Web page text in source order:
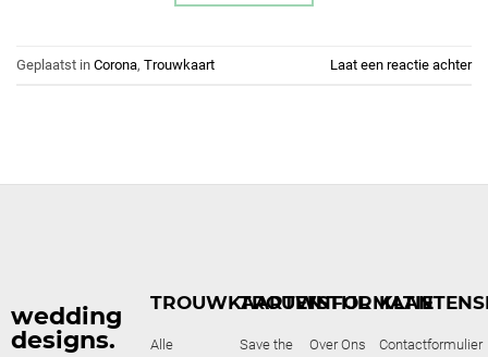
Geplaatst in Corona, Trouwkaart Laat een reactie achter
wedding
designs.
TROUWKAARTEN
Alle
TROUWSTIJL
Save the
INFORMATIE
Over Ons
Contactformulier